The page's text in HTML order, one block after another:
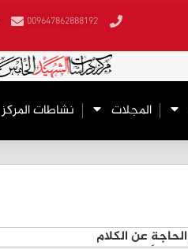
009647862888192
المجلات نشاطات المركز